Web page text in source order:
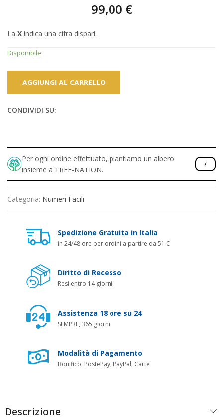
99,00 €
La X indica una cifra dispari.
Disponibile
AGGIUNGI AL CARRELLO
CONDIVIDI SU:
Per ogni ordine effettuato, piantiamo un albero
insieme a TREE-NATION.
Categoria: Numeri Facili
Spedizione Gratuita in Italia
in 24/48 ore per ordini a partire da 51 €
Diritto di Recesso
Resi entro 14 giorni
Assistenza 18 ore su 24
SEMPRE, 365 giorni
Modalità di Pagamento
Bonifico, PostePay, PayPal, Carte
Descrizione